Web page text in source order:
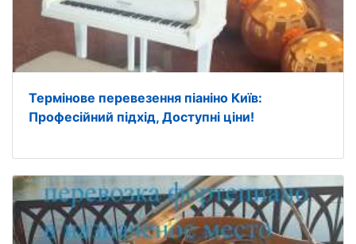
Термінове перевезення піаніно Київ:
Професійний підхід, Доступні ціни!